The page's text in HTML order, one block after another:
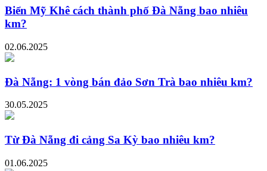
Biển Mỹ Khê cách thành phố Đà Nẵng bao nhiêu
km?
02.06.2025
Đà Nẵng: 1 vòng bán đảo Sơn Trà bao nhiêu km?
30.05.2025
Từ Đà Nẵng đi cảng Sa Kỳ bao nhiêu km?
01.06.2025